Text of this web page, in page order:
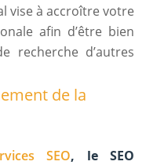
vise à accroître votre
afin d’être bien
recherche d’autres
de la
SEO, le SEO